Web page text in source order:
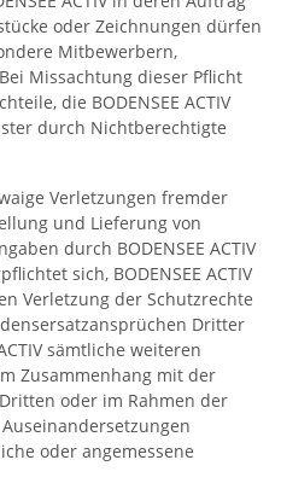
oder Zeichnungen dürfen
Mitbewerbern,
Missachtung dieser Pflicht
die BODENSEE ACTIV
durch Nichtberechtigte
Verletzungen fremder
und Lieferung von
durch BODENSEE ACTIV
sich, BODENSEE ACTIV
Verletzung der Schutzrechte
Dritter
sämtliche weiteren
Zusammenhang mit der
oder im Rahmen der
oder angemessene